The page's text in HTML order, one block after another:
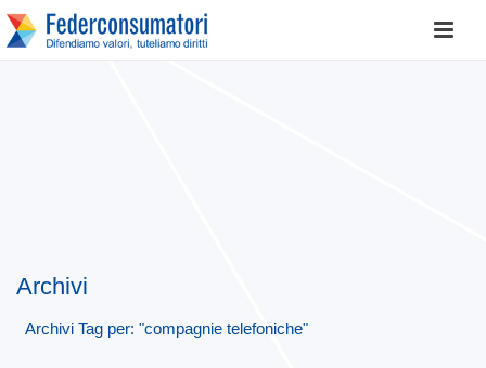
Archivi
Archivi Tag per: "compagnie telefoniche"